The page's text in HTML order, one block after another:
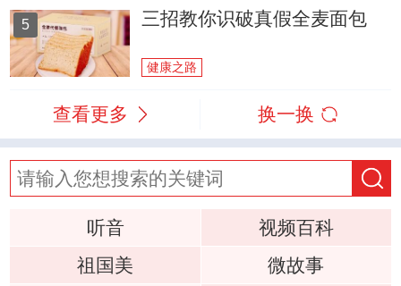
5 三招教你识破真假全麦面包
健康之路
查看更多 换一换
听音
视频百科
祖国美
微故事